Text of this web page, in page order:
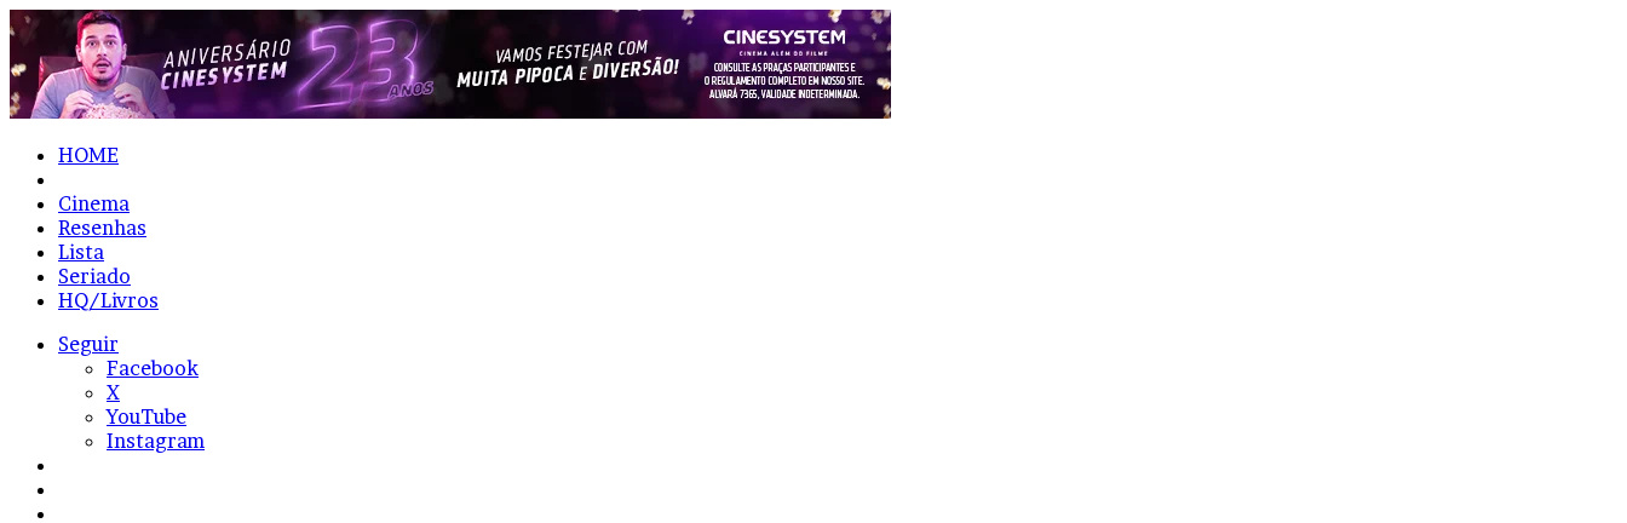
HOME
Cinema
Resenhas
Lista
Seriado
HQ/Livros
Seguir
Facebook
X
YouTube
Instagram